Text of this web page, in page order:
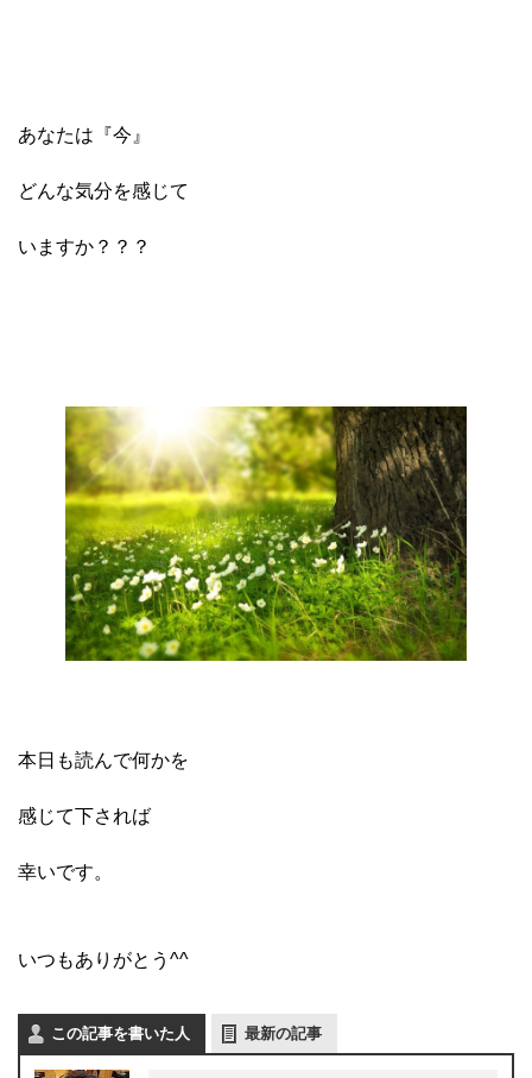
あなたは『今』
どんな気分を感じて
いますか？？？
本日も読んで何かを
感じて下されば
幸いです。
いつもありがとう^^
この記事を書いた人 最新の記事